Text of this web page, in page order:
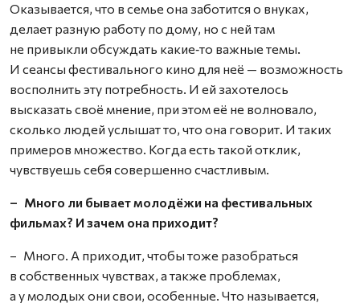
Оказывается, что в семье она заботится о внуках,
делает разную работу по дому, но с ней там
не привыкли обсуждать какие‑то важные темы.
И сеансы фестивального кино для неё — возможность
восполнить эту потребность. И ей захотелось
высказать своё мнение, при этом её не волновало,
сколько людей услышат то, что она говорит. И таких
примеров множество. Когда есть такой отклик,
чувствуешь себя совершенно счастливым.
– Много ли бывает молодёжи на фестивальных
фильмах? И зачем она приходит?
– Много. А приходит, чтобы тоже разобраться
в собственных чувствах, а также проблемах,
а у молодых они свои, особенные. Что называется,